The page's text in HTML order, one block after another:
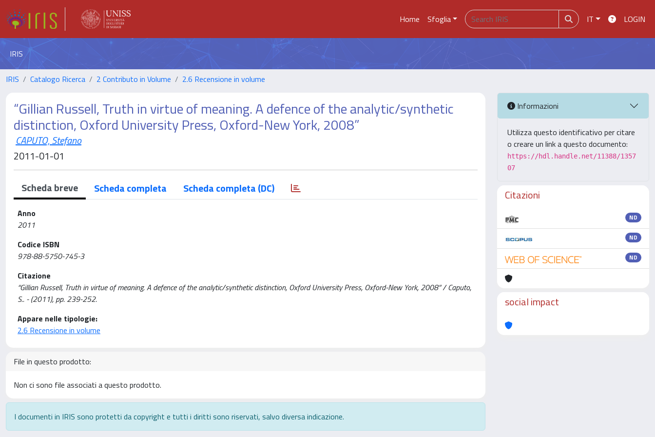
Home Sfoglia IT LOGIN
IRIS
IRIS Catalogo Ricerca 2 Contributo in Volume 2.6 Recensione in volume
“Gillian Russell, Truth in virtue of meaning. A defence of the analytic/synthetic
distinction, Oxford University Press, Oxford-New York, 2008”
CAPUTO, Stefano
2011-01-01
Scheda breve Scheda completa Scheda completa (DC)
Anno
2011
Codice ISBN
978-88-5750-745-3
Citazione
“Gillian Russell, Truth in virtue of meaning. A defence of the analytic/synthetic distinction, Oxford University Press, Oxford-New York, 2008” / Caputo,
S.. - (2011), pp. 239-252.
Appare nelle tipologie:
2.6 Recensione in volume
File in questo prodotto:
Non ci sono file associati a questo prodotto.
I documenti in IRIS sono protetti da copyright e tutti i diritti sono riservati, salvo diversa indicazione.
Informazioni
Utilizza questo identificativo per citare
o creare un link a questo documento:
https://hdl.handle.net/11388/1357
07
Citazioni
ND
ND
ND
social impact